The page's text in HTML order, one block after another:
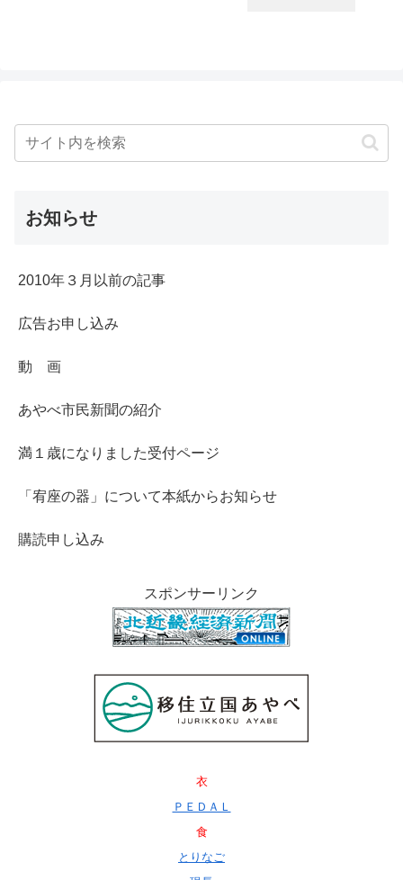
お知らせ
2010年３月以前の記事
広告お申し込み
動 画
あやべ市民新聞の紹介
満１歳になりました受付ページ
「宥座の器」について本紙からお知らせ
購読申し込み
スポンサーリンク
衣
ＰＥＤＡＬ
食
とりなご